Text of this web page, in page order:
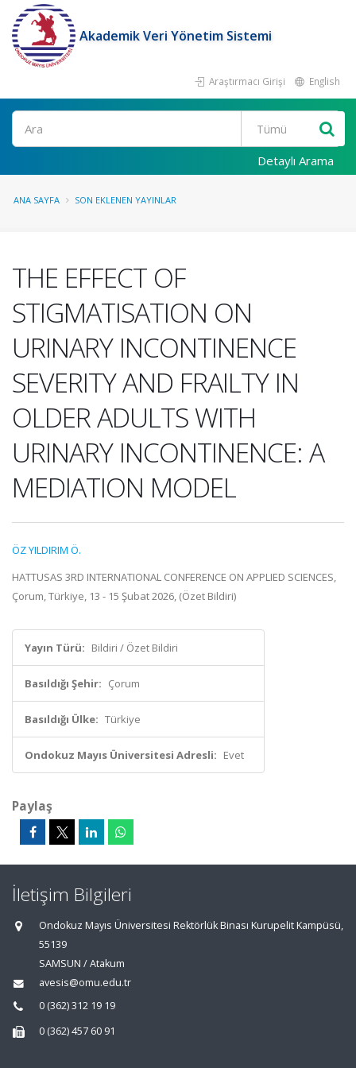
Akademik Veri Yönetim Sistemi
Araştırmacı Girişi English
Ara
Detaylı Arama
ANA SAYFA SON EKLENEN YAYINLAR
THE EFFECT OF
STIGMATISATION ON
URINARY INCONTINENCE
SEVERITY AND FRAILTY IN
OLDER ADULTS WITH
URINARY INCONTINENCE: A
MEDIATION MODEL
ÖZ YILDIRIM Ö.
HATTUSAS 3RD INTERNATIONAL CONFERENCE ON APPLIED SCIENCES,
Çorum, Türkiye, 13 - 15 Şubat 2026, (Özet Bildiri)
Yayın Türü: Bildiri / Özet Bildiri
Basıldığı Şehir: Çorum
Basıldığı Ülke: Türkiye
Ondokuz Mayıs Üniversitesi Adresli: Evet
Paylaş
İletişim Bilgileri
Ondokuz Mayıs Üniversitesi Rektörlük Binası Kurupelit Kampüsü,
55139
SAMSUN / Atakum
avesis@omu.edu.tr
0 (362) 312 19 19
0 (362) 457 60 91